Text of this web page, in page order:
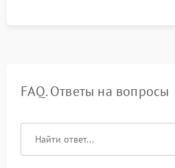
FAQ. Ответы на вопросы